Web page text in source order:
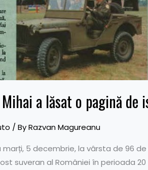
a lăsat o pagină
/ ByRazvan Magureanu
5 decembrie, la vârsta de 96
suveran al României în perioada